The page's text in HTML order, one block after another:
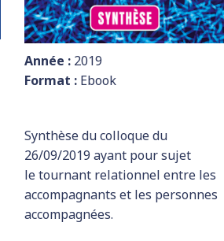
Année : 2019
Format : Ebook
Synthèse du colloque du
26/09/2019 ayant pour sujet
le tournant relationnel entre les
accompagnants et les personnes
accompagnées.